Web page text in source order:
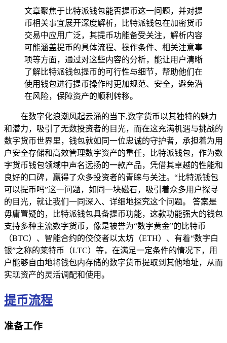
文章聚焦于比特派钱包能否提币这一问题，并对提
币相关事宜展开深度解析，比特派钱包在加密货币
交易中应用广泛，其提币功能备受关注，解析内容
可能涵盖提币的具体流程、操作条件、相关注意事
项等方面，通过对这些内容的分析，能让用户清晰
了解比特派钱包提币的可行性与细节，帮助他们在
使用钱包进行提币操作时更加规范、安全，避免潜
在风险，保障资产的顺利转移。
在数字化浪潮风起云涌的当下,数字货币以其独特的魅力
和潜力，吸引了无数投资者的目光，而在这充满机遇与挑战的
数字货币世界里，钱包就如同一位忠诚的守护者，承担着为用
户安全存储和高效管理数字资产的重任，比特派钱包，作为数
字货币钱包领域中声名远扬的一款产品，凭借其卓越的性能和
良好的口碑，赢得了众多投资者的青睐与关注。“比特派钱包
可以提币吗”这一问题，如同一块磁石，吸引着众多用户探寻
的目光，就让我们一同深入、详细地探究这个问题。 答案是
毋庸置疑的，比特派钱包具备提币功能，这款功能强大的钱包
支持多种主流数字货币，像是被誉为“数字黄金”的比特币
（BTC）、智能合约的佼佼者以太坊（ETH）、有着“数字白
银”之称的莱特币（LTC）等，在满足一定条件的情况下，用
户能够自由地将钱包内存储的数字货币提取到其他地址，从而
实现资产的灵活调配和使用。
提币流程
准备工作